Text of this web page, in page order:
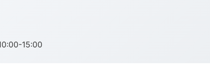
15:00